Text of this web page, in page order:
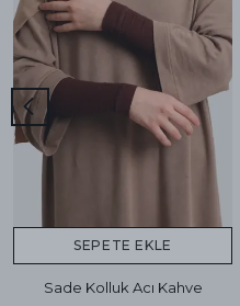
SEPETE EKLE
Sade Kolluk Acı Kahve